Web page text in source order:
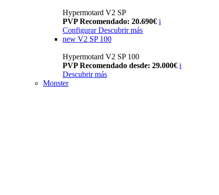
Hypermotard V2 SP
PVP Recomendado: 20.690€ i
Configurar Descubrir más
new V2 SP 100
Hypermotard V2 SP 100
PVP Recomendado desde: 29.000€ i
Descubrir más
Monster